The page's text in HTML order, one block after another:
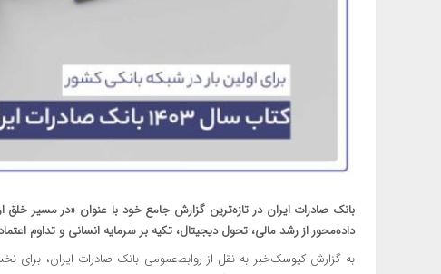
داده‌محور از رشد مالی، تحول دیجیتال، تکیه بر سرمایه انسانی و تداوم
به گزارش کیوسک‌خبر به نقل از روابط‌عمومی بانک صادرات ایران، برای